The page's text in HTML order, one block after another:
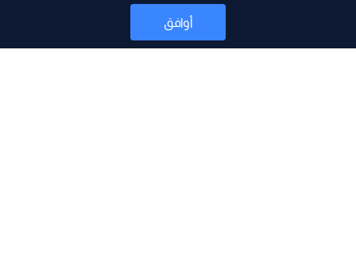
أوافق